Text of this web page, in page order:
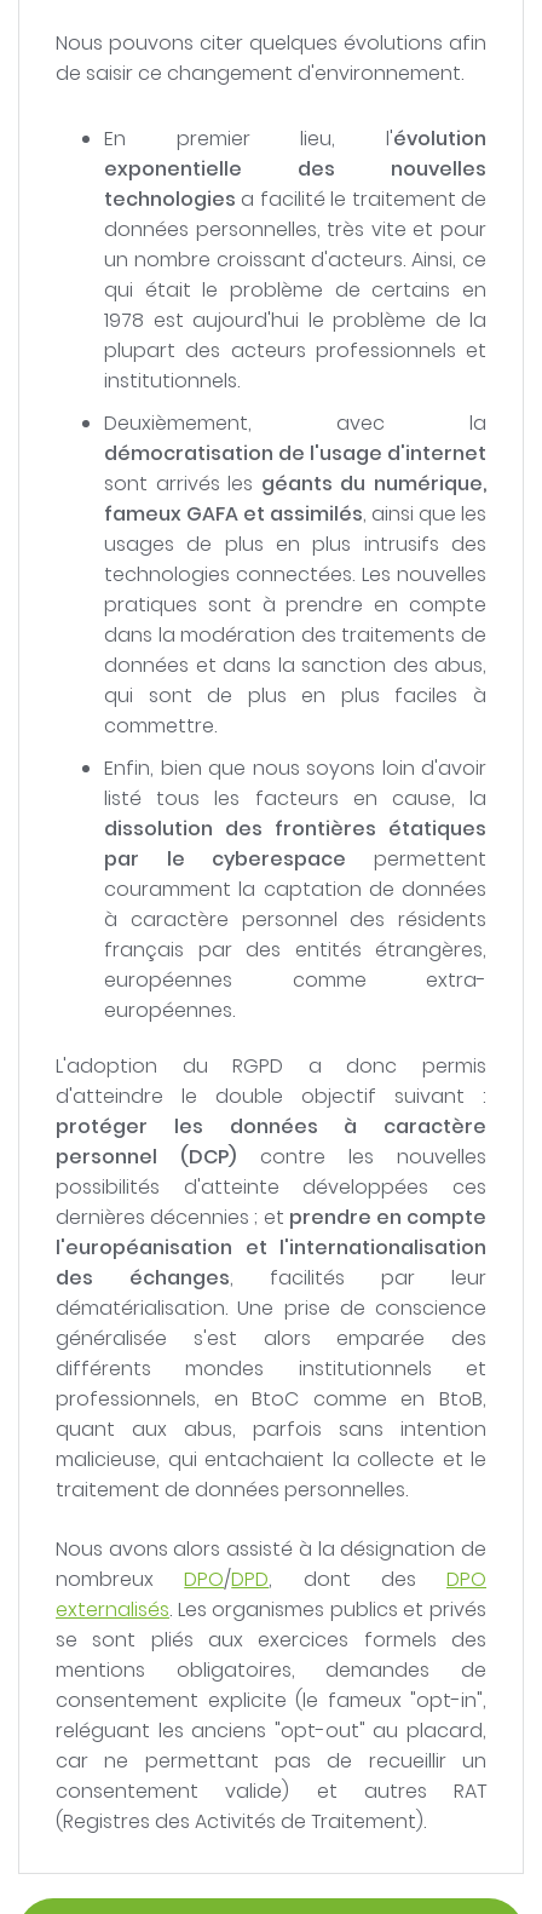
Nous pouvons citer quelques évolutions afin
de saisir ce changement d'environnement.
En premier lieu, l'évolution
exponentielle des nouvelles
technologies a facilité le traitement de
données personnelles, très vite et pour
un nombre croissant d'acteurs. Ainsi, ce
qui était le problème de certains en
1978 est aujourd'hui le problème de la
plupart des acteurs professionnels et
institutionnels.
Deuxièmement, avec la
démocratisation de l'usage d'internet
sont arrivés les géants du numérique,
fameux GAFA et assimilés, ainsi que les
usages de plus en plus intrusifs des
technologies connectées. Les nouvelles
pratiques sont à prendre en compte
dans la modération des traitements de
données et dans la sanction des abus,
qui sont de plus en plus faciles à
commettre.
Enfin, bien que nous soyons loin d'avoir
listé tous les facteurs en cause, la
dissolution des frontières étatiques
par le cyberespace permettent
couramment la captation de données
à caractère personnel des résidents
français par des entités étrangères,
européennes comme extra-
européennes.
L'adoption du RGPD a donc permis
d'atteindre le double objectif suivant :
protéger les données à caractère
personnel (DCP) contre les nouvelles
possibilités d'atteinte développées ces
dernières décennies ; et prendre en compte
l'européanisation et l'internationalisation
des échanges, facilités par leur
dématérialisation. Une prise de conscience
généralisée s'est alors emparée des
différents mondes institutionnels et
professionnels, en BtoC comme en BtoB,
quant aux abus, parfois sans intention
malicieuse, qui entachaient la collecte et le
traitement de données personnelles.
Nous avons alors assisté à la désignation de
nombreuxDPO/DPD, dont des DPO
externalisés. Les organismes publics et privés
se sont pliés aux exercices formels des
mentions obligatoires, demandes de
consentement explicite (le fameux "opt-in",
reléguant les anciens "opt-out" au placard,
car ne permettant pas de recueillir un
consentement valide) et autres RAT
(Registres des Activités de Traitement).